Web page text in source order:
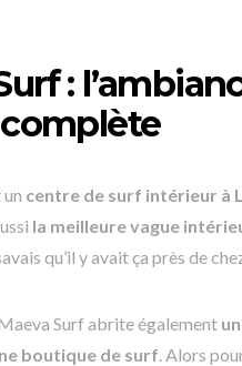
:
un centre de surf intérieur à
la meilleure vague
qu’il y avait ça près de
Surf abrite également
boutique de surf. Alors